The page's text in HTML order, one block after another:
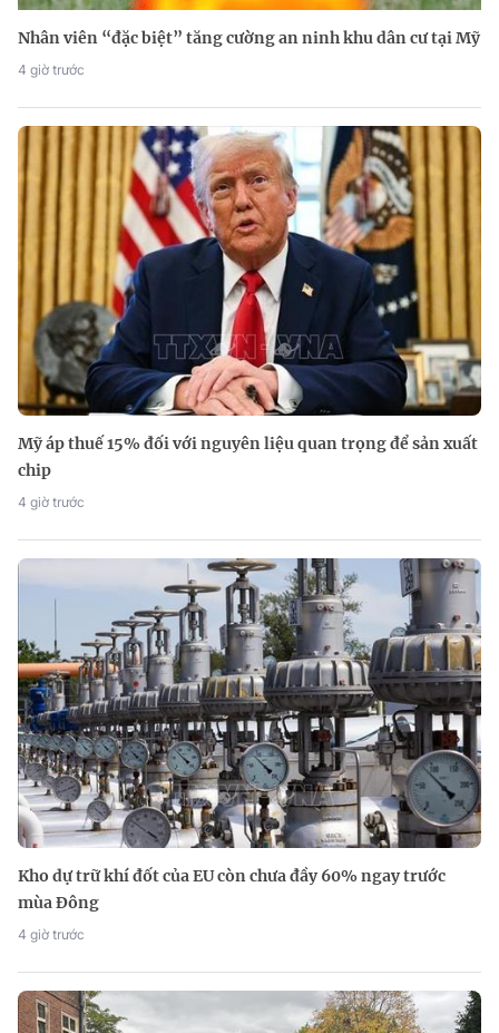
Nhân viên “đặc biệt” tăng cường an ninh khu dân cư tại Mỹ
4 giờ trước
Mỹ áp thuế 15% đối với nguyên liệu quan trọng để sản xuất
chip
4 giờ trước
Kho dự trữ khí đốt của EU còn chưa đầy 60% ngay trước
mùa Đông
4 giờ trước